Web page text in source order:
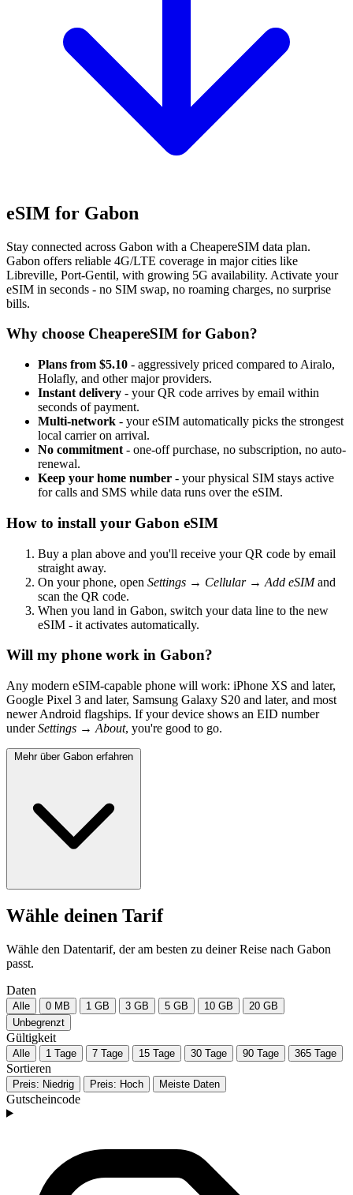
eSIM for Gabon
Stay connected across Gabon with a CheapereSIM data plan.
Gabon offers reliable 4G/LTE coverage in major cities like
Libreville, Port-Gentil, with growing 5G availability. Activate your
eSIM in seconds - no SIM swap, no roaming charges, no surprise
bills.
Why choose CheapereSIM for Gabon?
Plans from $5.10 - aggressively priced compared to Airalo,
Holafly, and other major providers.
Instant delivery - your QR code arrives by email within
seconds of payment.
Multi-network - your eSIM automatically picks the strongest
local carrier on arrival.
No commitment - one-off purchase, no subscription, no auto-
renewal.
Keep your home number - your physical SIM stays active
for calls and SMS while data runs over the eSIM.
How to install your Gabon eSIM
Buy a plan above and you'll receive your QR code by email
straight away.
On your phone, open Settings → Cellular → Add eSIMand
scan the QR code.
When you land in Gabon, switch your data line to the new
eSIM - it activates automatically.
Will my phone work in Gabon?
Any modern eSIM-capable phone will work: iPhone XS and later,
Google Pixel 3 and later, Samsung Galaxy S20 and later, and most
newer Android flagships. If your device shows an EID number
underSettings → About, you're good to go.
Mehr über Gabon erfahren
Wähle deinen Tarif
Wähle den Datentarif, der am besten zu deiner Reise nach Gabon
passt.
Daten
Alle 0 MB 1 GB 3 GB 5 GB 10 GB
20 GB
Unbegrenzt
Gültigkeit
Alle 1 Tage 7 Tage 15 Tage 30 Tage 90 Tage 365 Tage
Sortieren
Preis: Niedrig Preis: Hoch Meiste Daten
Gutscheincode